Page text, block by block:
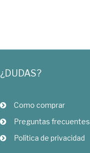
¿DUDAS?
Como comprar
Preguntas frecuentes
Política de privacidad